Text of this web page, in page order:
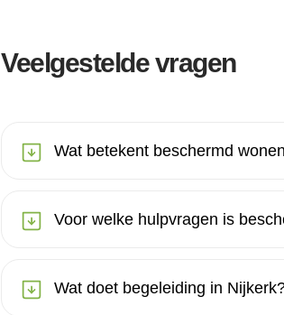
Veelgestelde vragen
Wat betekent beschermd
Voor welke hulpvragen is
Wat doet begeleiding in